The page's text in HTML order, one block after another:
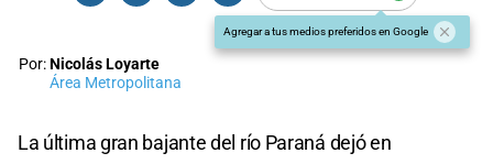
Agregar a tus medios preferidos en Google
Por:Nicolás Loyarte
Área Metropolitana
La última gran bajante del río Paraná dejó en